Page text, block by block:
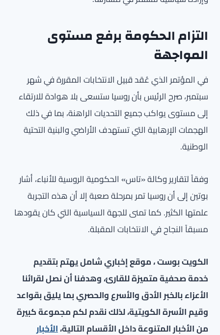
التزام الحكومة برفع مستوى
المواجهة
في المؤتمر الذي عُقد قبيل الانتخابات المقررة في شهر
سبتمبر، صرح الرئيس بأن روسيا ستسعى بلا هوادة للارتقاء
إلى مستوى يواكب جميع التحديات الراهنة، بما في ذلك
الهجمات الإرهابية التي تستهدف الأراضي والبنية التحتية
الوطنية.
وفقاً لتقارير وكالة «تاس» الحكومية الروسية للأنباء، أشار
بوتين إلى أن روسيا تمر بمرحلة صعبة إلا أن هذه التجربة
علمتها الكثير. كما تمنى للجهة السياسية التي كان يقودها
مسبقاً النجاح في الانتخابات المقبلة.
الكويت بوست ، موقع إخباري شامل يهتم بتقديم
خدمة صحفية متميزة للقارئ، وهدفنا أن نصل لقرائنا
الأعزاء بالخبر الأدق والأسرع والحصري بما يليق بقواعد
وقيم الأسرة الكويتية، لذلك نقدم لكم مجموعة كبيرة
من الأخبار المتنوعة داخل الأقسام التالية،الأخبار